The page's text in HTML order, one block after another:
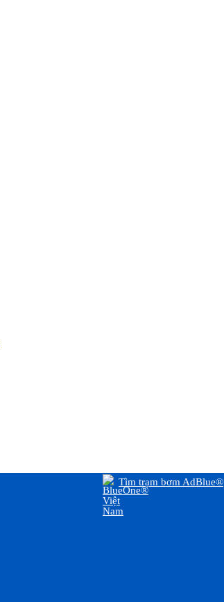
Tìm trạm bơm AdBlue®